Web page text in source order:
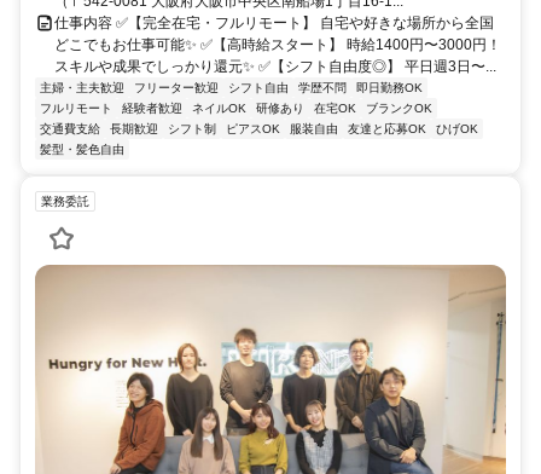
仕事内容 ✅【完全在宅・フルリモート】 自宅や好きな場所から全国
どこでもお仕事可能✨ ✅【高時給スタート】 時給1400円〜3000円！
スキルや成果でしっかり還元✨ ✅【シフト自由度◎】 平日週3日〜...
主婦・主夫歓迎 フリーター歓迎 シフト自由 学歴不問
即日勤務OK
フルリモート
経験者歓迎 ネイルOK 研修あり 在宅OK
ブランクOK
交通費支給
長期歓迎 シフト制 ピアスOK 服装自由 友達と応募OK
ひげOK
髪型・髪色自由
業務委託